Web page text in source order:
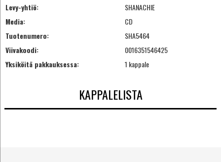
Levy-yhtiö:
SHANACHIE
Media:
CD
Tuotenumero:
SHA5464
Viivakoodi:
0016351546425
Yksiköitä pakkauksessa:
1 kappale
KAPPALELISTA